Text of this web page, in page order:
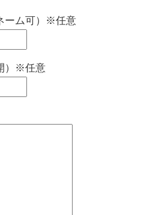
ーム可）※任意
）※任意